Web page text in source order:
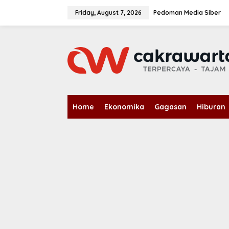
Friday, August 7, 2026 Pedoman Media Siber
Home Ekonomika Gagasan Hiburan